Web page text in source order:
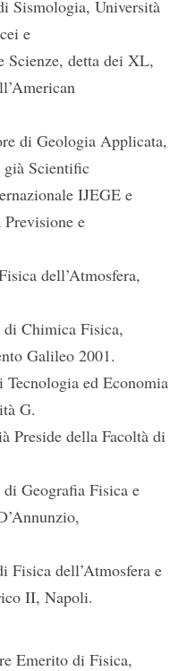
Sismologia, Università
e
Scienze, detta dei XL,
di Geologia Applicata,
già Scientific
IJEGE e
e
dell’Atmosfera,
di Chimica Fisica,
Galileo 2001.
ed Economia
G.
Preside della Facoltà di
Geografia Fisica e
Fisica dell’Atmosfera e
II, Napoli.
Emerito di Fisica,